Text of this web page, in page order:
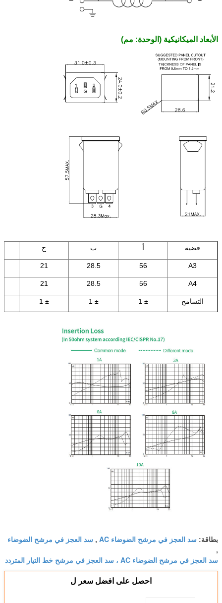
الأبعاد الميكانيكية (الوحدة: مم)
قضية أ ب ج
A3
56
28.5
21
A4
56
28.5
21
التسامح ± 1
± 1
± 1
بطاقة: سد العجز في مرشح الضوضاء AC , سد العجز في مرشح الضوضاء
,
سد العجز في مرشح الضوضاء AC ، سد العجز في مرشح خط التيار المتردد
احصل على افضل سعر ل